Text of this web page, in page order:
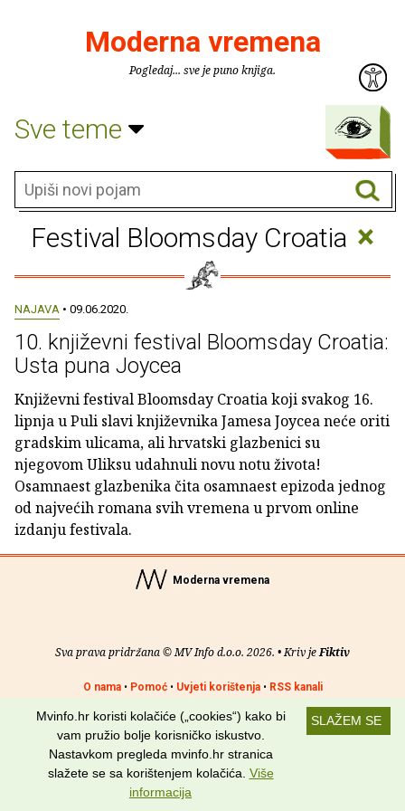
Moderna vremena
Pogledaj... sve je puno knjiga.
Sve teme
Festival Bloomsday Croatia ×
NAJAVA • 09.06.2020.
10. književni festival Bloomsday Croatia:
Usta puna Joycea
Književni festival Bloomsday Croatia koji svakog 16.
lipnja u Puli slavi književnika Jamesa Joycea neće oriti
gradskim ulicama, ali hrvatski glazbenici su
njegovom Uliksu udahnuli novu notu života!
Osamnaest glazbenika čita osamnaest epizoda jednog
od najvećih romana svih vremena u prvom online
izdanju festivala.
Moderna vremena
Sva prava pridržana © MV Info d.o.o. 2026. • Kriv jeFiktiv
O nama• Pomoć• Uvjeti korištenja• RSS kanali
Potraži nas na: SLAŽEM SE
Mvinfo.hr koristi kolačiće („cookies“) kako bi
vam pružio bolje korisničko iskustvo.
Nastavkom pregleda mvinfo.hr stranica
slažete se sa korištenjem kolačića. Više
informacija